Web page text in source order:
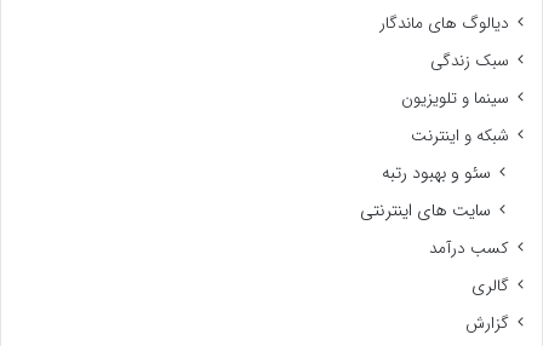
دیالوگ های ماندگار
سبک زندگی
سینما و تلویزیون
شبکه و اینترنت
سئو و بهبود رتبه
سایت های اینترنتی
کسب درآمد
گالری
گزارش